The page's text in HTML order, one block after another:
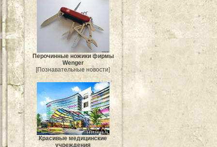
Перочинные ножики фирмы
Wenger
[Познавательные новости]
Красивые медицинские
учреждения